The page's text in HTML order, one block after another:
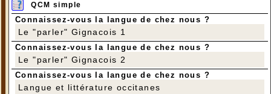
QCM simple
Connaissez-vous la langue de chez nous ?
Le "parler" Gignacois 1
Connaissez-vous la langue de chez nous ?
Le "parler" Gignacois 2
Connaissez-vous la langue de chez nous ?
Langue et littérature occitanes